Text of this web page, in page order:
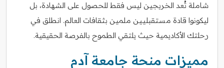
شاملة تُعد الخريجين ليس فقط للحصول على الشهادة، بل
ليكونوا قادة مستقبليين ملمين بثقافات العالم. انطلق في
رحلتك الأكاديمية حيث يلتقي الطموح بالفرصة الحقيقية.
مميزات منحة جامعة آدم